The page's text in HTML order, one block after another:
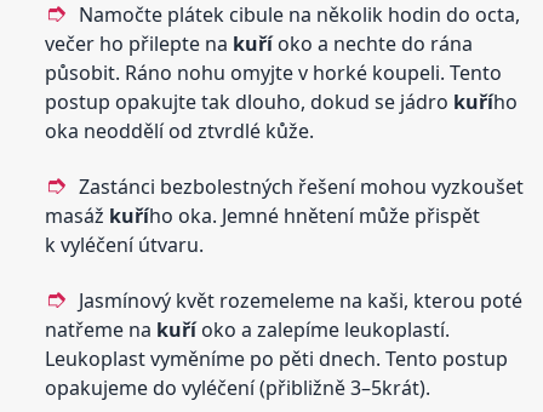
Namočte plátek cibule na několik hodin do octa,
večer ho přilepte na kuříoko a nechte do rána
působit. Ráno nohu omyjte v horké koupeli. Tento
postup opakujte tak dlouho, dokud se jádro kuřího
oka neoddělí od ztvrdlé kůže.
Zastánci bezbolestných řešení mohou vyzkoušet
masáž kuřího oka. Jemné hnětení může přispět
k vyléčení útvaru.
Jasmínový květ rozemeleme na kaši, kterou poté
natřeme na kuříoko a zalepíme leukoplastí.
Leukoplast vyměníme po pěti dnech. Tento postup
opakujeme do vyléčení (přibližně 3–5krát).